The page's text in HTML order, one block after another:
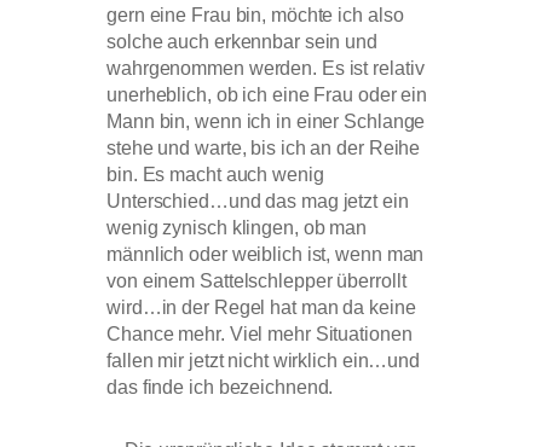
gern eine Frau bin, möchte ich also
solche auch erkennbar sein und
wahrgenommen werden. Es ist relativ
unerheblich, ob ich eine Frau oder ein
Mann bin, wenn ich in einer Schlange
stehe und warte, bis ich an der Reihe
bin. Es macht auch wenig
Unterschied…und das mag jetzt ein
wenig zynisch klingen, ob man
männlich oder weiblich ist, wenn man
von einem Sattelschlepper überrollt
wird…in der Regel hat man da keine
Chance mehr. Viel mehr Situationen
fallen mir jetzt nicht wirklich ein…und
das finde ich bezeichnend.